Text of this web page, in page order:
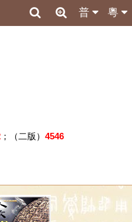
粵
普
；（二版） 4546